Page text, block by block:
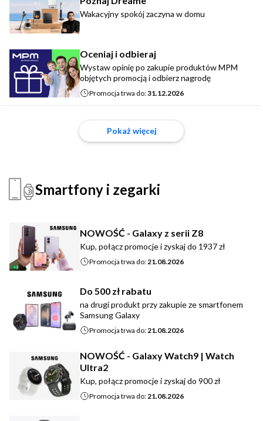
Wakacyjny spokój zaczyna w domu
Oceniaj i odbieraj
Wystaw opinię po zakupie produktów MPM
objętych promocją i odbierz nagrodę
Promocja trwa do:31.12.2026
Pokaż więcej
Smartfony i zegarki
NOWOŚĆ - Galaxy z serii Z8
Kup, połącz promocje i zyskaj do 1937 zł
Promocja trwa do: 21.08.2026
Do 500 zł rabatu
na drugi produkt przy zakupie ze smartfonem
Samsung Galaxy
Promocja trwa do:21.08.2026
NOWOŚĆ - Galaxy Watch9 | Watch
Ultra2
Kup, połącz promocje i zyskaj do 900 zł
Promocja trwa do:21.08.2026